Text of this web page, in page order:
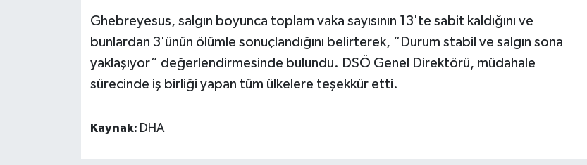
Ghebreyesus, salgın boyunca toplam vaka sayısının 13'te sabit kaldığını ve
bunlardan 3'ünün ölümle sonuçlandığını belirterek, “Durum stabil ve salgın sona
yaklaşıyor” değerlendirmesinde bulundu. DSÖ Genel Direktörü, müdahale
sürecinde iş birliği yapan tüm ülkelere teşekkür etti.
Kaynak: DHA